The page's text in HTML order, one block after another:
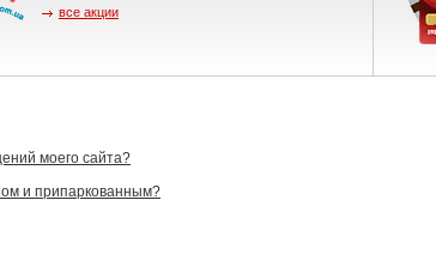
моего сайта?
и припаркованным?
все акции